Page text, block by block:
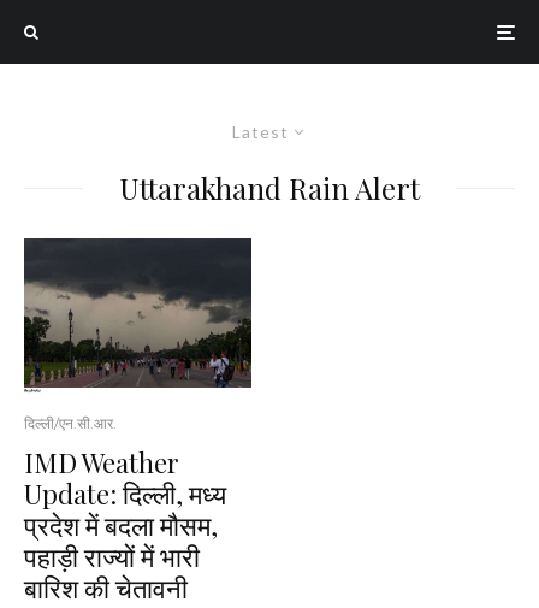
Latest
Uttarakhand Rain Alert
दिल्ली/एन.सी.आर.
IMD Weather
Update: दिल्ली, मध्य
प्रदेश में बदला मौसम,
पहाड़ी राज्यों में भारी
बारिश की चेतावनी